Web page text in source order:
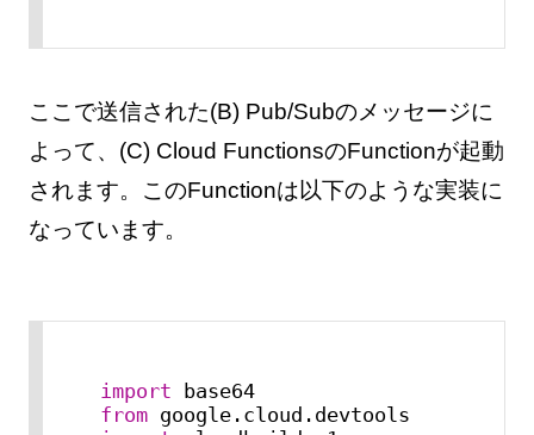
ここで送信された(B) Pub/Subのメッセージに
よって、(C) Cloud FunctionsのFunctionが起動
されます。このFunctionは以下のような実装に
なっています。
import
base64
from